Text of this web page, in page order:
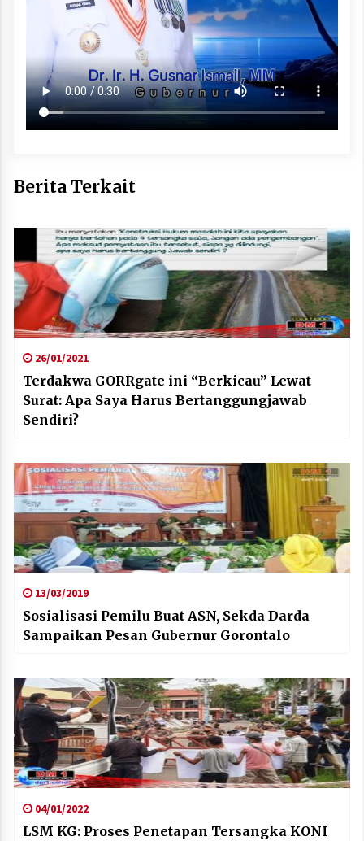
Berita Terkait
26/01/2021
Terdakwa GORRgate ini “Berkicau” Lewat
Surat: Apa Saya Harus Bertanggungjawab
Sendiri?
13/03/2019
Sosialisasi Pemilu Buat ASN, Sekda Darda
Sampaikan Pesan Gubernur Gorontalo
04/01/2022
LSM KG: Proses Penetapan Tersangka KONI